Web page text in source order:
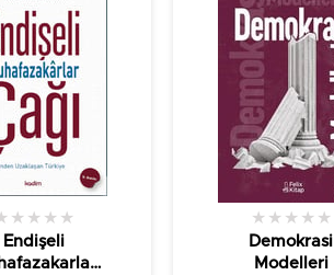
Endişeli
★ ★ ★ ★
Demokrasi
Modelleri
★ ★ ★ ★ ★